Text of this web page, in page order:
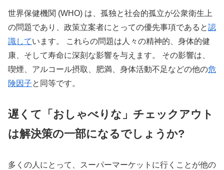
世界保健機関 (WHO) は、孤独と社会的孤立が公衆衛生上
の問題であり、政策立案者にとっての優先事項であると認
識しています。 これらの問題は人々の精神的、身体的健
康、そして寿命に深刻な影響を与えます。 その影響は、
喫煙、アルコール摂取、肥満、身体活動不足などの他の危
険因子と同等です。
遅くて「おしゃべりな」チェックアウト
は解決策の一部になるでしょうか?
多くの人にとって、スーパーマーケットに行くことが他の